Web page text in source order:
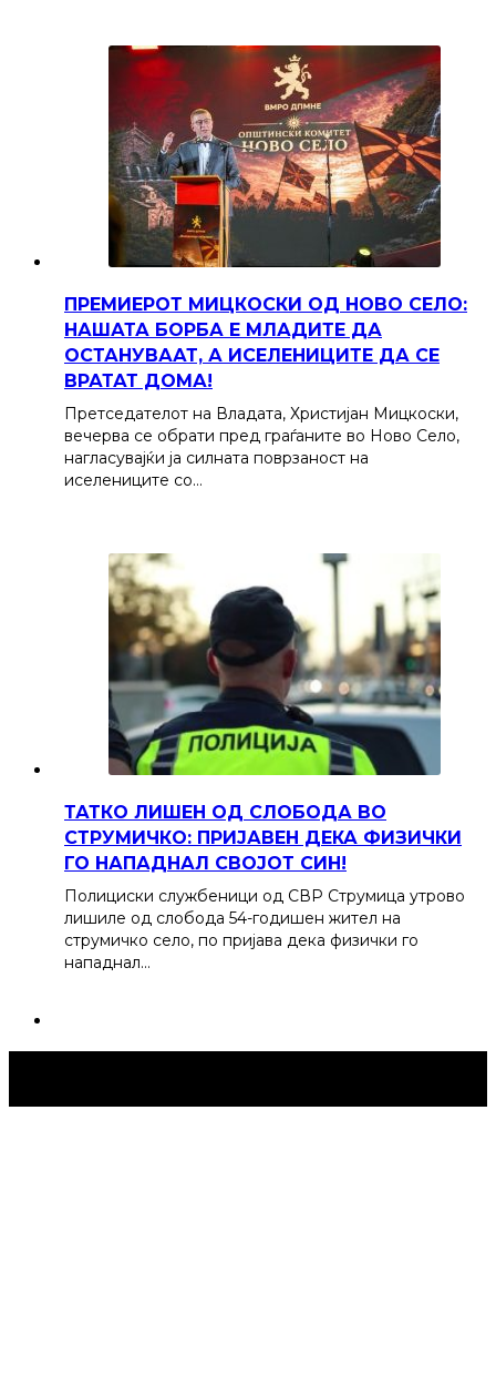
ПРЕМИЕРОТ МИЦКОСКИ ОД НОВО СЕЛО:
НАШАТА БОРБА Е МЛАДИТЕ ДА
ОСТАНУВААТ, А ИСЕЛЕНИЦИТЕ ДА СЕ
ВРАТАТ ДОМА!
Претседателот на Владата, Христијан Мицкоски,
вечерва се обрати пред граѓаните во Ново Село,
нагласувајќи ја силната поврзаност на
иселениците со…
ТАТКО ЛИШЕН ОД СЛОБОДА ВО
СТРУМИЧКО: ПРИЈАВЕН ДЕКА ФИЗИЧКИ
ГО НАПАДНАЛ СВОЈОТ СИН!
Полициски службеници од СВР Струмица утрово
лишиле од слобода 54-годишен жител на
струмичко село, по пријава дека физички го
нападнал…